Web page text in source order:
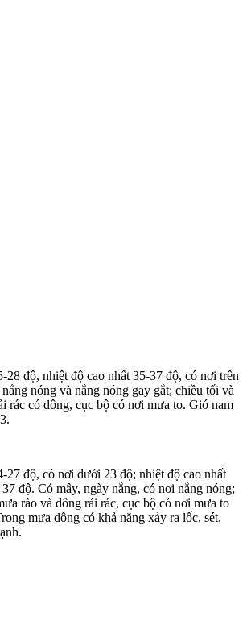
28 độ, nhiệt độ cao nhất 35-37 độ, có nơi trên
nóng và nắng nóng gay gắt; chiều tối và
rác có dông, cục bộ có nơi mưa to. Gió nam
27 độ, có nơi dưới 23 độ; nhiệt độ cao nhất
độ. Có mây, ngày nắng, có nơi nắng nóng;
rào và dông rải rác, cục bộ có nơi mưa to
mưa dông có khả năng xảy ra lốc, sét,